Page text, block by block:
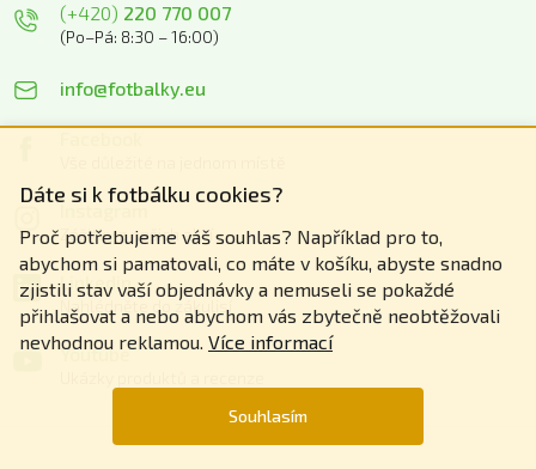
Dáte si k fotbálku cookies?
Proč potřebujeme váš souhlas? Například pro to,
abychom si pamatovali, co máte v košíku, abyste snadno
zjistili stav vaší objednávky a nemuseli se pokaždé
přihlašovat a nebo abychom vás zbytečně neobtěžovali
nevhodnou reklamou. Více informací
Souhlasím
(+420) 220 770 007
(Po–Pá: 8:30 – 16:00)
info@fotbalky.eu
Zážitky z našich akcí
Linkedin
Nahlédněte do zákulisí
Youtube